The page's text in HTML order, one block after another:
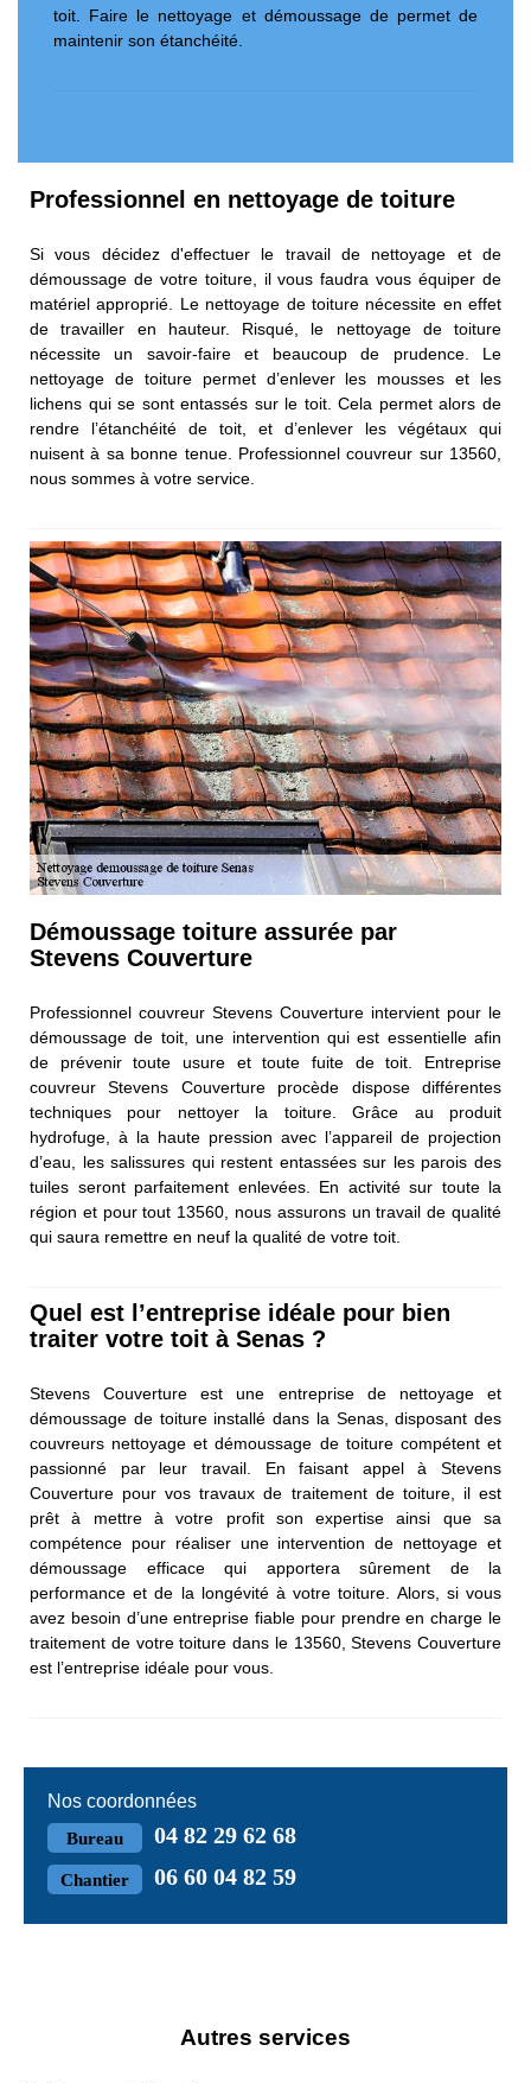
toit. Faire le nettoyage et démoussage de permet de
maintenir son étanchéité.
Professionnel en nettoyage de toiture
Si vous décidez d'effectuer le travail de nettoyage et de
démoussage de votre toiture, il vous faudra vous équiper de
matériel approprié. Le nettoyage de toiture nécessite en effet
de travailler en hauteur. Risqué, le nettoyage de toiture
nécessite un savoir-faire et beaucoup de prudence. Le
nettoyage de toiture permet d’enlever les mousses et les
lichens qui se sont entassés sur le toit. Cela permet alors de
rendre l’étanchéité de toit, et d’enlever les végétaux qui
nuisent à sa bonne tenue. Professionnel couvreur sur 13560,
nous sommes à votre service.
Démoussage toiture assurée par
Stevens Couverture
Professionnel couvreur Stevens Couverture intervient pour le
démoussage de toit, une intervention qui est essentielle afin
de prévenir toute usure et toute fuite de toit. Entreprise
couvreur Stevens Couverture procède dispose différentes
techniques pour nettoyer la toiture. Grâce au produit
hydrofuge, à la haute pression avec l’appareil de projection
d’eau, les salissures qui restent entassées sur les parois des
tuiles seront parfaitement enlevées. En activité sur toute la
région et pour tout 13560, nous assurons un travail de qualité
qui saura remettre en neuf la qualité de votre toit.
Quel est l’entreprise idéale pour bien
traiter votre toit à Senas ?
Stevens Couverture est une entreprise de nettoyage et
démoussage de toiture installé dans la Senas, disposant des
couvreurs nettoyage et démoussage de toiture compétent et
passionné par leur travail. En faisant appel à Stevens
Couverture pour vos travaux de traitement de toiture, il est
prêt à mettre à votre profit son expertise ainsi que sa
compétence pour réaliser une intervention de nettoyage et
démoussage efficace qui apportera sûrement de la
performance et de la longévité à votre toiture. Alors, si vous
avez besoin d’une entreprise fiable pour prendre en charge le
traitement de votre toiture dans le 13560, Stevens Couverture
est l’entreprise idéale pour vous.
Nos coordonnées
Bureau 04 82 29 62 68
Chantier 06 60 04 82 59
Autres services